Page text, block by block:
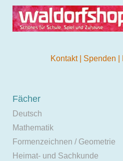
Kontakt Spenden
Fächer
Deutsch
Mathematik
Formenzeichnen / Geometrie
Heimat- und Sachkunde